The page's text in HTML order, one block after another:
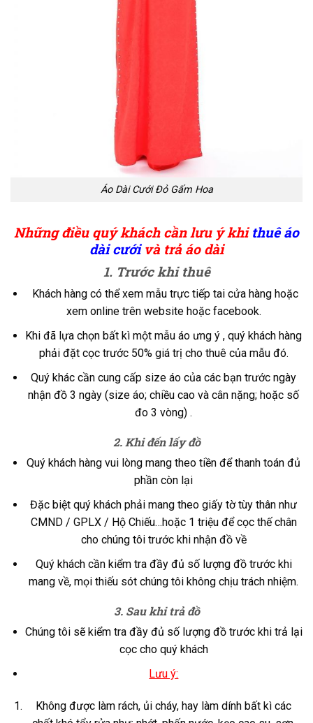
Áo Dài Cưới Đỏ Gấm Hoa
Những điều quý khách cần lưu ý khi thuê áo
dài cướivà trả áo dài
1. Trước khi thuê
Khách hàng có thể xem mẫu trực tiếp tai cửa hàng hoặc
xem online trên website hoặc facebook.
Khi đã lựa chọn bất kì một mẫu áo ưng ý , quý khách hàng
phải đặt cọc trước 50% giá trị cho thuê của mẫu đó.
Quý khác cần cung cấp size áo của các bạn trước ngày
nhận đồ 3 ngày (size áo; chiều cao và cân nặng; hoặc số
đo 3 vòng) .
2. Khi đến lấy đồ
Quý khách hàng vui lòng mang theo tiền để thanh toán đủ
phần còn lại
Đặc biệt quý khách phải mang theo giấy tờ tùy thân như
CMND / GPLX / Hộ Chiếu…hoặc 1 triệu để cọc thế chân
cho chúng tôi trước khi nhận đồ về
Quý khách cần kiểm tra đầy đủ số lượng đồ trước khi
mang về, mọi thiếu sót chúng tôi không chịu trách nhiệm.
3. Sau khi trả đồ
Chúng tôi sẽ kiểm tra đầy đủ số lượng đồ trước khi trả lại
cọc cho quý khách
Lưu ý:
Không được làm rách, ủi cháy, hay làm dính bất kì các